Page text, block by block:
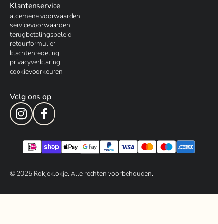
Klantenservice
algemene voorwaarden
servicevoorwaarden
terugbetalingsbeleid
retourformulier
klachtenregeling
privacyverklaring
cookievoorkeuren
Volg ons op
© 2025Rokjeklokje. Alle rechten voorbehouden.